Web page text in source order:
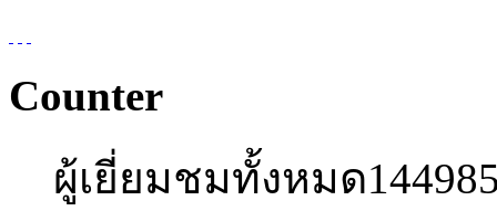
Counter
ผู้เยี่ยมชมทั้งหมด